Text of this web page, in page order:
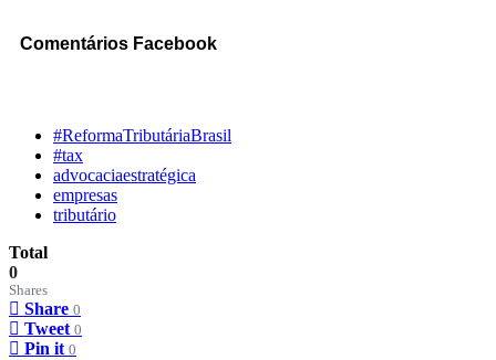
Comentários Facebook
#ReformaTributáriaBrasil
#tax
advocaciaestratégica
empresas
tributário
Total
0
Shares
Share 0
Tweet 0
Pin it 0